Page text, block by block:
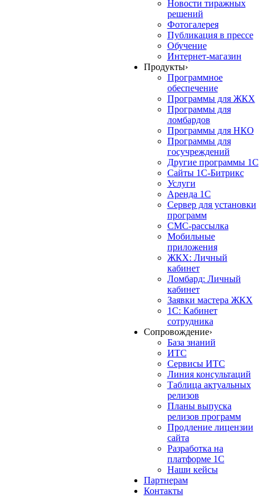
Новости тиражных
решений
Фотогалерея
Публикация в прессе
Обучение
Интернет-магазин
Продукты›
Программное
обеспечение
Программы для ЖКХ
Программы для
ломбардов
Программы для НКО
Программы для
госучреждений
Другие программы 1С
Сайты 1С-Битрикс
Услуги
Аренда 1С
Сервер для установки
программ
СМС-рассылка
Мобильные
приложения
ЖКХ: Личный
кабинет
Ломбард: Личный
кабинет
Заявки мастера ЖКХ
1С: Кабинет
сотрудника
Сопровождение›
База знаний
ИТС
Сервисы ИТС
Линия консультаций
Таблица актуальных
релизов
Планы выпуска
релизов программ
Продление лицензии
сайта
Разработка на
платформе 1С
Наши кейсы
Партнерам
Контакты